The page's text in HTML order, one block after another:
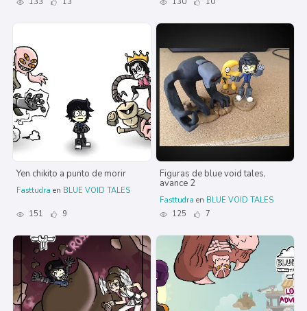
Yen chikito a punto de morir
Fasttudra en BLUE VOID TALES
151 9
Figuras de blue void tales,
avance 2
Fasttudra en BLUE VOID TALES
125
7